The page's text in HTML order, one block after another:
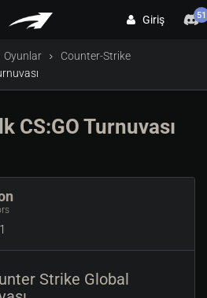
Giriş 51
Oyunlar
Counter-Strike
CS:GO Turnuvası
Strike Global